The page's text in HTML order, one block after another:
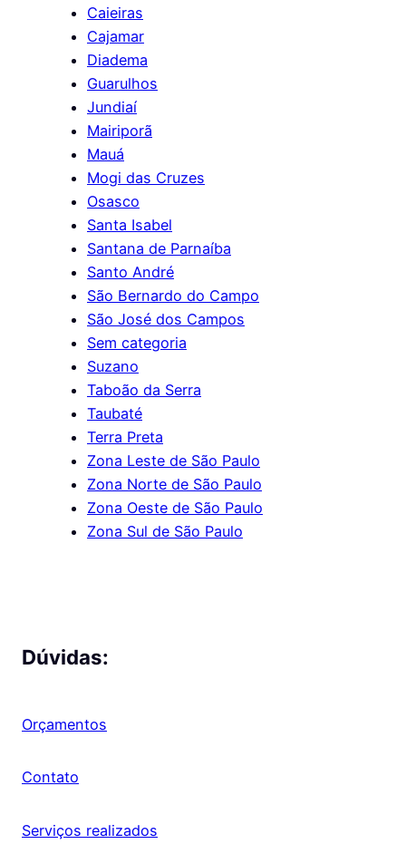
Caieiras
Cajamar
Diadema
Guarulhos
Jundiaí
Mairiporã
Mauá
Mogi das Cruzes
Osasco
Santa Isabel
Santana de Parnaíba
Santo André
São Bernardo do Campo
São José dos Campos
Sem categoria
Suzano
Taboão da Serra
Taubaté
Terra Preta
Zona Leste de São Paulo
Zona Norte de São Paulo
Zona Oeste de São Paulo
Zona Sul de São Paulo
Dúvidas:
Orçamentos
Contato
Serviços realizados